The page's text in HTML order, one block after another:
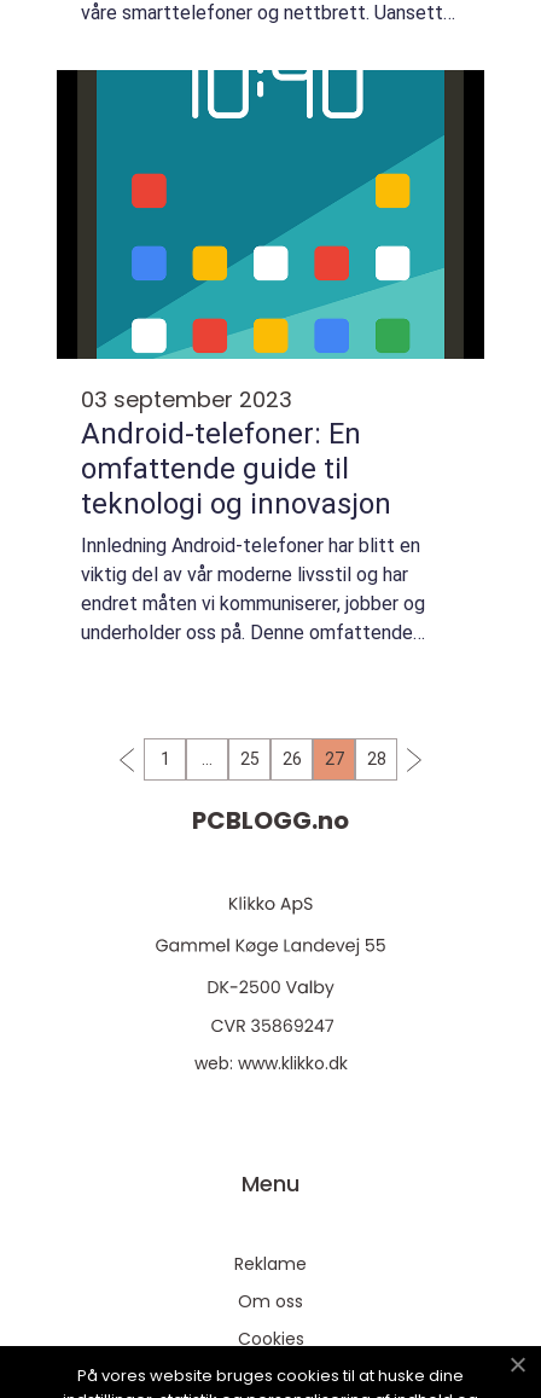
våre smarttelefoner og nettbrett. Uansett
gaming-entusiast eller bare liker å holde d...
03 september 2023
Android-telefoner: En
omfattende guide til
teknologi og innovasjon
Innledning Android-telefoner har blitt en
viktig del av vår moderne livsstil og har
endret måten vi kommuniserer, jobber og
underholder oss på. Denne omfattende
1 25 26 27 28
PCBLOGG.no
web: www.klikko.dk
Menu
Reklame
Om oss
Cookies
Kontakt Oss
På vores website bruges cookies til at huske dine